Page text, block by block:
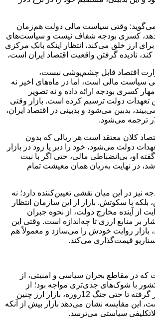
می‌گوید: وقتی سیاست مالی دولت هم‌زمان
کسری بودجه شفاف نیست و سیاست‌های
ارز خلق می‌کند، انتظار اینکه بانک مرکزی
کند، نادیده گرفتن واقعیت اقتصاد ایران است،
اقتصاد قابل چشم‌پوشی نیست،
سیاست مالی است، اما در ماه‌های اخیر نه
کسری بودجه ارائه داده و نه تصویر
تعهدات دولت ترسیم کرده است. بازار وقتی
بدبین می‌شود و بدبینی در اقتصاد ایران،
ترجمه می‌شود.
کلان معتقد است هر ریالی که بدون
دولت می‌شود، خود را دیر یا زود در بازار
او، بی‌انضباطی مالی، حتی اگر با نیت
در نهایت به‌زیان همان معیشت تمام
نیز در این میان نقشی تعیین‌کننده دارد؛ نه
بلکه با سکوتش. بازار از این سازمان انتظار
از آینده مخارج دولت، از نحوه جبران
بر منابع ارزی تا چه‌اندازه است. وقتی این
بازار روایت خودش را می‌سازد و معمولاً هم
سناریو قیمت‌گذاری می‌کند.
که در مقاطع بحران سیاسی و امنیتی، از
با شوک‌های جدی‌تری مواجه بود؛ از
شهادت رئیس جمهور گرفته تا حتی جنگ 12روزه، بازار ارز چنین
این مقایسه نشان می‌دهد بازار بیش از آنکه
سیاستی می‌ترسد.